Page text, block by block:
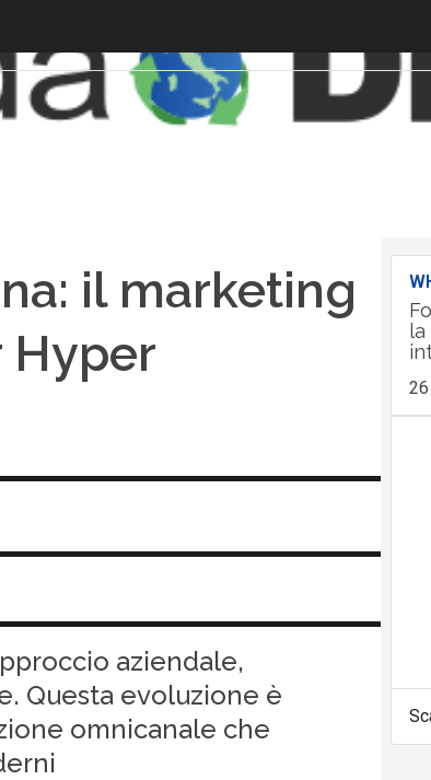
il marketing
Hyper
aziendale,
Questa evoluzione è
omnicanale che